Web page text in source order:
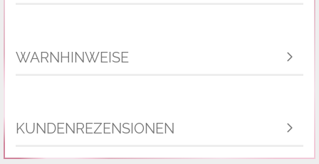
WARNHINWEISE
KUNDENREZENSIONEN